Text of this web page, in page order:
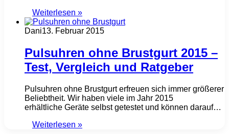
Weiterlesen »
Dani13. Februar 2015
Pulsuhren ohne Brustgurt 2015 –
Test, Vergleich und Ratgeber
Pulsuhren ohne Brustgurt erfreuen sich immer größerer
Beliebtheit. Wir haben viele im Jahr 2015
erhältliche Geräte selbst getestet und können darauf…
Weiterlesen »